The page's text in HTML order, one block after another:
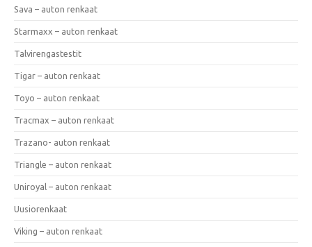
Sava – auton renkaat
Starmaxx – auton renkaat
Talvirengastestit
Tigar – auton renkaat
Toyo – auton renkaat
Tracmax – auton renkaat
Trazano- auton renkaat
Triangle – auton renkaat
Uniroyal – auton renkaat
Uusiorenkaat
Viking – auton renkaat